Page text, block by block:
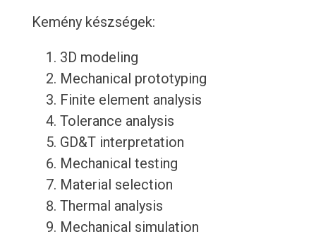
Kemény készségek:
3D modeling
Mechanical prototyping
Finite element analysis
Tolerance analysis
GD&T interpretation
Mechanical testing
Material selection
Thermal analysis
Mechanical simulation